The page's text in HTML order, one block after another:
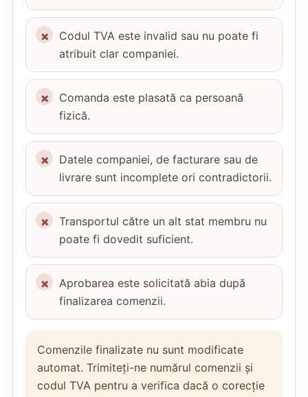
Codul TVA este invalid sau nu poate fi
atribuit clar companiei.
Comanda este plasată ca persoană
fizică.
Datele companiei, de facturare sau de
livrare sunt incomplete ori contradictorii.
Transportul către un alt stat membru nu
poate fi dovedit suficient.
Aprobarea este solicitată abia după
finalizarea comenzii.
Comenzile finalizate nu sunt modificate
automat. Trimiteți-ne numărul comenzii și
codul TVA pentru a verifica dacă o corecție